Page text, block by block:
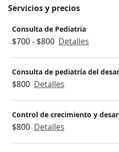
Servicios y precios
Consulta de Pediatria
$700 - $800 Detalles
Consulta de pediatría del
$800 Detalles
Control de crecimiento y
$800 Detalles